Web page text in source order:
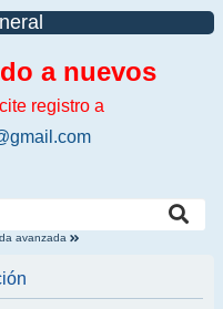
a nuevos
registro a
avanzada